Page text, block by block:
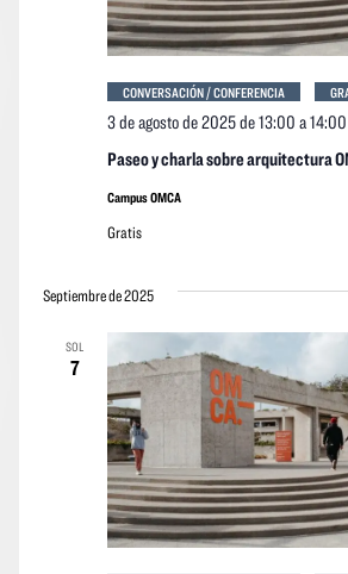
Paseo y charla sobre arquitectura
3 de agosto de 2025 de 13:00 a
CONVERSACIÓN / CONFERENCIA
Campus OMCA
Gratis
Septiembre de 2025
SOL
7